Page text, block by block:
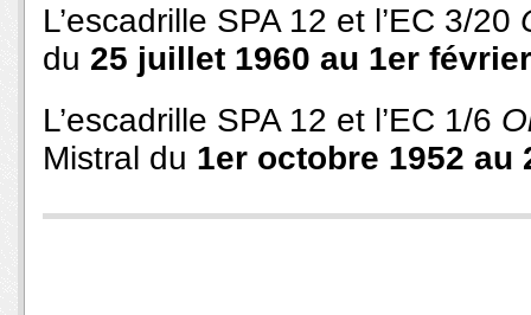
L’escadrille SPA 12 et l’EC 3/20
du 25 juillet 1960 au 1er
L’escadrille SPA 12 et l’EC 1/6
Mistral du 1er octobre 1952 au